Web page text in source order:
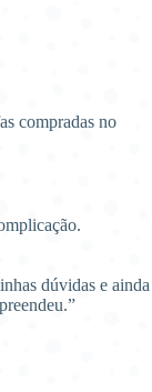
compradas no
dúvidas e ainda